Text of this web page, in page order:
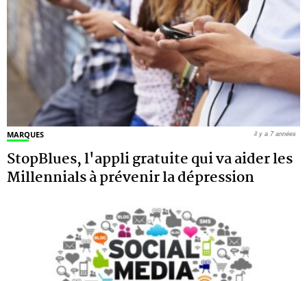
MARQUES
StopBlues, l'appli gratuite qui va aider les
Millennials à prévenir la dépression
il y a 7 années